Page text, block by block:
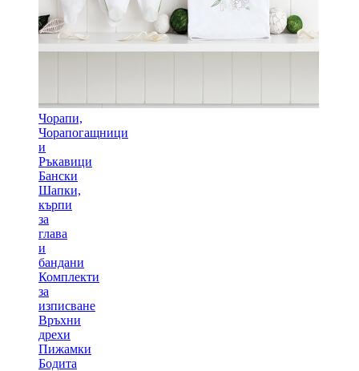
Чорапи,
Чорапогащници
и
Ръкавици
Бански
Шапки,
кърпи
за
глава
и
бандани
Комплекти
за
изписване
Връхни
дрехи
Пижамки
Бодита